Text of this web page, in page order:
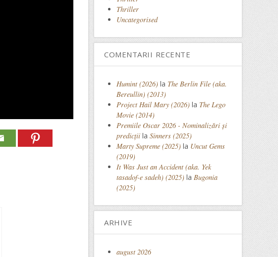
Thriller
Uncategorised
COMENTARII RECENTE
Humint (2026) la The Berlin File (aka.
Bereullin) (2013)
Project Hail Mary (2026) la The Lego
Movie (2014)
Premiile Oscar 2026 - Nominalizări și
predicții la Sinners (2025)
Marty Supreme (2025) la Uncut Gems
(2019)
It Was Just an Accident (aka. Yek
tasadof-e sadeh) (2025) la Bugonia
(2025)
ARHIVE
august 2026